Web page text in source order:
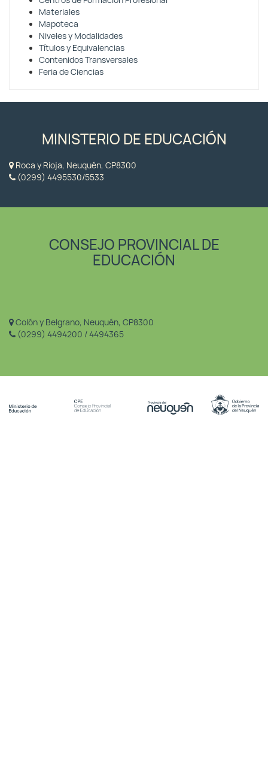
Materiales
Mapoteca
Niveles y Modalidades
Títulos y Equivalencias
Contenidos Transversales
Feria de Ciencias
MINISTERIO DE EDUCACIÓN
Roca y Rioja, Neuquén, CP8300
(0299) 4495530/5533
CONSEJO PROVINCIAL DE
EDUCACIÓN
Colón y Belgrano, Neuquén, CP8300
(0299) 4494200 / 4494365